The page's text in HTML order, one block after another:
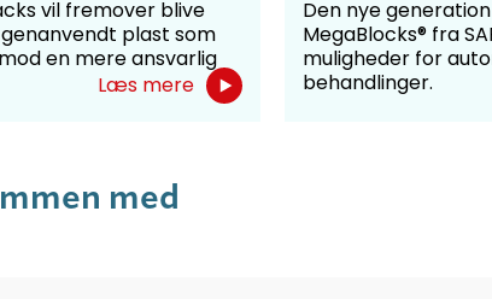
vil fremover blive
plast som
en mere ansvarlig
Læs mere
Den nye
MegaBlocks® fra
muligheder for
behandlinger.
med